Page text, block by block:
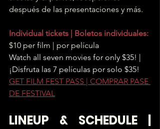
después de las presentaciones y más.
Individual tickets | Boletos individuales:
$10 per film | por película
Watch all seven movies for only $35! |
¡Disfruta las 7 películas por solo $35!
GET FILM FEST PASS | COMPRAR PASE
DE FESTIVAL
LINEUP & SCHEDULE |